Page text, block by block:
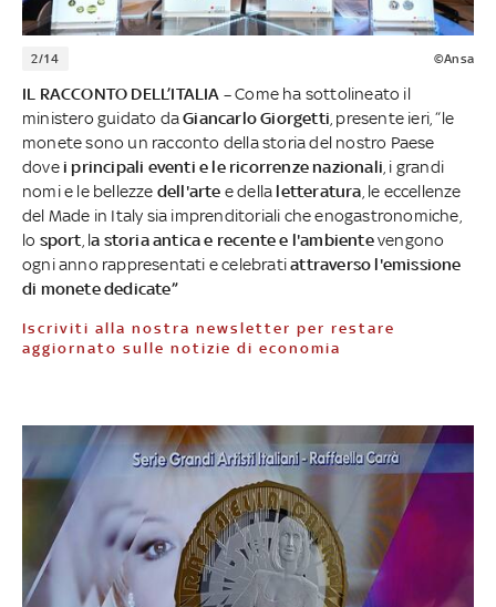
2/14 ©Ansa
IL RACCONTO DELL’ITALIA –Come ha sottolineato il
ministero guidato daGiancarlo Giorgetti , presente ieri, “le
monete sono un racconto della storia del nostro Paese
dove i principali eventi e le ricorrenze nazionali , i grandi
nomi e le bellezze dell'arte e della letteratura , le eccellenze
del Made in Italy sia imprenditoriali che enogastronomiche,
lo sport , la storia antica e recente e l'ambientevengono
ogni anno rappresentati e celebratiattraverso l'emissione
di monete dedicate”
Iscriviti alla nostra newsletter per restare
aggiornato sulle notizie di economia